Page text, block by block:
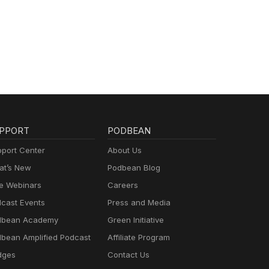
Center
New
Webinars
Events
Academy
Amplified Podcast
PODBEAN
About Us
Podbean Blog
Careers
Press and Media
Green Initiative
Affiliate Program
Contact Us